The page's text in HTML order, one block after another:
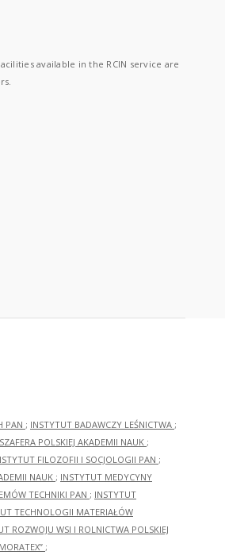
available in the RCIN service are
PAN ; INSTYTUT BADAWCZY LEŚNICTWA ;
POLSKIEJ AKADEMII NAUK ;
FILOZOFII I SOCJOLOGII PAN ;
NAUK ; INSTYTUT MEDYCYNY
TECHNIKI PAN ; INSTYTUT
TECHNOLOGII MATERIAŁÓW
ROZWOJU WSI I ROLNICTWA POLSKIEJ
;